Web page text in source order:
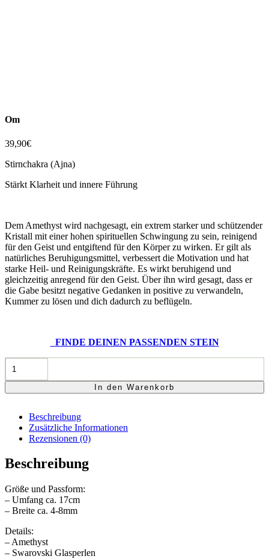
Om
39,90€
Stirnchakra (Ajna)
Stärkt Klarheit und innere Führung
Dem Amethyst wird nachgesagt, ein extrem starker und schützender
Kristall mit einer hohen spirituellen Schwingung zu sein, reinigend
für den Geist und entgiftend für den Körper zu wirken. Er gilt als
natürliches Beruhigungsmittel, verbessert die Motivation und hat
starke Heil- und Reinigungskräfte. Es wirkt beruhigend und
gleichzeitig anregend für den Geist. Über ihn wird gesagt, dass er
die Gabe besitzt negative Gedanken in positive zu verwandeln,
Kummer zu lösen und dich dadurch zu beflügeln.
FINDE DEINEN PASSENDEN STEIN
quantity
In den Warenkorb
Beschreibung
Zusätzliche Informationen
Rezensionen (0)
Beschreibung
Größe und Passform:
– Umfang ca. 17cm
– Breite ca. 4-8mm
Details:
– Amethyst
– Swarovski Glasperlen